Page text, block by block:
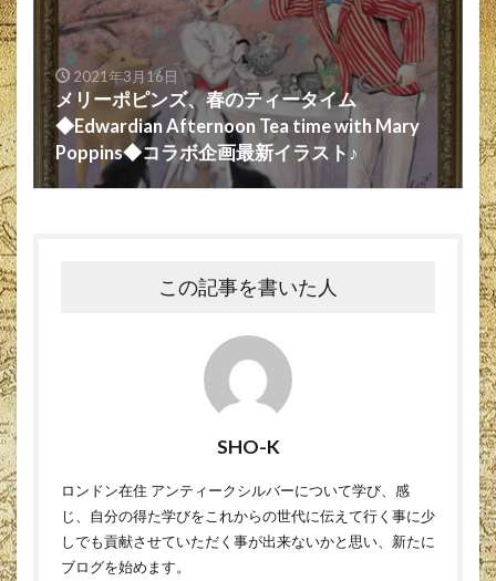
2021年3月16日
メリーポピンズ、春のティータイム
◆Edwardian Afternoon Tea time with Mary
Poppins◆コラボ企画最新イラスト♪
この記事を書いた人
SHO-K
ロンドン在住 アンティークシルバーについて学び、感
じ、自分の得た学びをこれからの世代に伝えて行く事に少
しでも貢献させていただく事が出来ないかと思い、新たに
ブログを始めます。